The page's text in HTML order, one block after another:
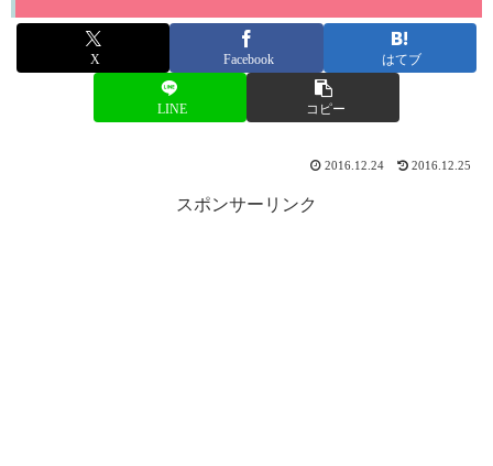
X Facebook はてブ
LINE コピー
2016.12.24 2016.12.25
スポンサーリンク